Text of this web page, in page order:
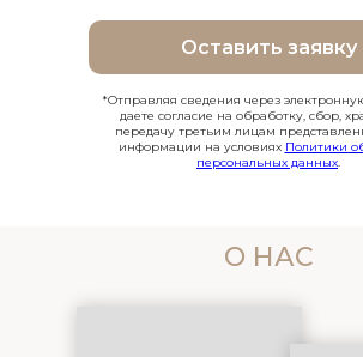
Оставить заявку
*Отправляя сведения через
даете согласие на обработку, сбор,
передачу третьим лицам
информации на условиях Политики
персональных данных.
О НАС